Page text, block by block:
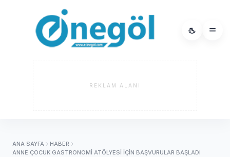
REKLAM ALANI
ANA SAYFA
HABER
ANNE ÇOCUK GASTRONOMI ATÖLYESI İÇIN BAŞVURULAR BAŞLADI